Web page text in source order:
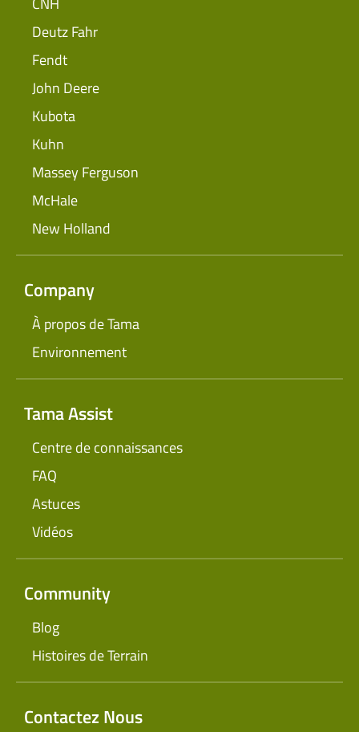
Deutz Fahr
Fendt
John Deere
Kubota
Kuhn
Massey Ferguson
McHale
New Holland
Company
À propos de Tama
Environnement
Tama Assist
Centre de connaissances
FAQ
Astuces
Vidéos
Community
Blog
Histoires de Terrain
Contactez Nous